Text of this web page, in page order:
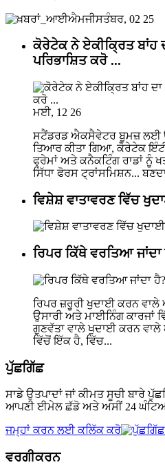
ਸਤੰਬਰ, 02 25
ਕੋਰੇਟੇਕ ਨੇ ਏਕੀਕ੍ਰਿਤ ਬਾਂਹ
ਪਰਿਭਾਸ਼ਿਤ ਕਰੋ ...
ਮਈ, 12 26
ਸਟੈਂਡਰਡ ਐਕਸੈਵੇਟਰ ਬੂਮਜ਼ ਲਈ
ਤਿਆਰ ਕੀਤਾ ਗਿਆ, ਕੋਰੇਟੇਕ
ਫ੍ਰੇਮਾਂ ਅਤੇ ਕਨੈਕਟਿੰਗ ਰਾਡਾਂ ਨੂੰ
ਸਿੱਧਾ ਫੋਰਸ ਟ੍ਰਾਂਸਮਿਸ਼ਨ...
ਵਿਸ਼ੇਸ਼ ਵਾਤਾਵਰਣ ਵਿੱਚ
ਰਿਪਰ ਕਿੱਥੇ ਵਰਤਿਆ ਜਾਂਦਾ
ਰਿਪਰ ਜ਼ਰੂਰੀ ਖੁਦਾਈ ਕਰਨ
ਉਸਾਰੀ ਅਤੇ ਮਾਈਨਿੰਗ
ਗੁਣਵੱਤਾ ਵਾਲੇ ਖੁਦਾਈ ਕਰਨ ਵਾਲੇ
ਵਿੱਚੋਂ ਇੱਕ ਹੈ, ਵਿੱਚ...
ਪੁੱਛਗਿੱਛ
ਸਾਡੇ ਉਤਪਾਦਾਂ ਜਾਂ ਕੀਮਤ ਸੂਚੀ ਬਾਰੇ
ਆਪਣੀ ਈਮੇਲ ਛੱਡੋ ਅਤੇ ਅਸੀਂ 24
ਜਮ੍ਹਾਂ ਕਰਨ ਲਈ ਕਲਿੱਕ ਕਰੋ
ਵਰਗੀਕਰਨ